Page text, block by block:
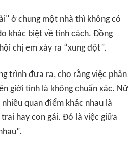
ở chung một nhà thì không có
khác biệt về tính cách. Đồng
chị em xảy ra “xung đột”.
trình đưa ra, cho rằng việc phân
giới tính là không chuẩn xác. Nữ
quan điểm khác nhau là
hay con gái. Đó là việc giữa
.